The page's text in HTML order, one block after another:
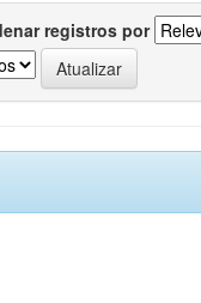
registros por